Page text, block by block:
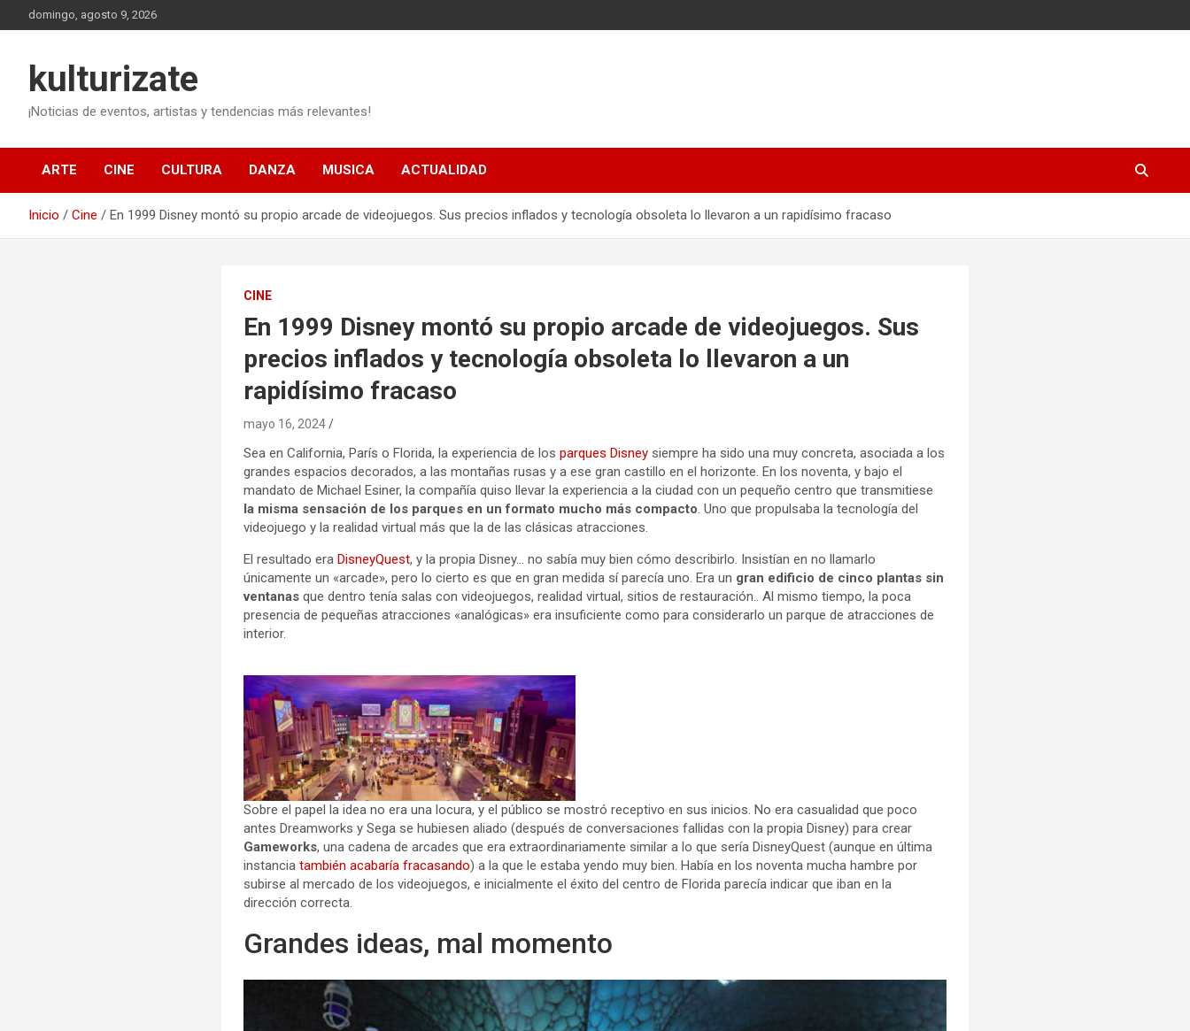
al
domingo, agosto 9, 2026
kulturizate
¡Noticias de eventos, artistas y tendencias más relevantes!
ARTE CINE CULTURA DANZA MUSICA ACTUALIDAD
Inicio Cine En 1999 Disney montó su propio arcade de videojuegos. Sus precios inflados y tecnología obsoleta lo llevaron a un rapidísimo fracaso
CINE
En 1999 Disney montó su propio arcade de videojuegos. Sus
precios inflados y tecnología obsoleta lo llevaron a un
rapidísimo fracaso
mayo 16, 2024
Sea en California, París o Florida, la experiencia de losparques Disney siempre ha sido una muy concreta, asociada a los
grandes espacios decorados, a las montañas rusas y a ese gran castillo en el horizonte. En los noventa, y bajo el
mandato de Michael Esiner, la compañía quiso llevar la experiencia a la ciudad con un pequeño centro que transmitiese
la misma sensación de los parques en un formato mucho más compacto. Uno que propulsaba la tecnología del
videojuego y la realidad virtual más que la de las clásicas atracciones.
El resultado eraDisneyQuest, y la propia Disney… no sabía muy bien cómo describirlo. Insistían en no llamarlo
únicamente un «arcade», pero lo cierto es que en gran medida sí parecía uno. Era un gran edificio de cinco plantas sin
ventanas que dentro tenía salas con videojuegos, realidad virtual, sitios de restauración.. Al mismo tiempo, la poca
presencia de pequeñas atracciones «analógicas» era insuficiente como para considerarlo un parque de atracciones de
interior.
Sobre el papel la idea no era una locura, y el público se mostró receptivo en sus inicios. No era casualidad que poco
antes Dreamworks y Sega se hubiesen aliado (después de conversaciones fallidas con la propia Disney) para crear
Gameworks, una cadena de arcades que era extraordinariamente similar a lo que sería DisneyQuest (aunque en última
instanciatambién acabaría fracasando) a la que le estaba yendo muy bien. Había en los noventa mucha hambre por
subirse al mercado de los videojuegos, e inicialmente el éxito del centro de Florida parecía indicar que iban en la
dirección correcta.
Grandes ideas, mal momento